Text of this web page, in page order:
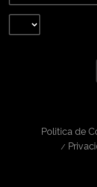
Politica de